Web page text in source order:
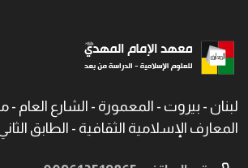
لبنان - بيروت - المعمورة - الشارع العام -
المعارف الإسلامية الثقافية - الطابق